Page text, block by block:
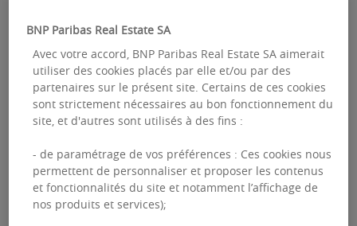
de l’état des investissements en France, études
prospectives sur les enjeux futurs de
l'immobilier et la ville de demain, analyses de
risque/rendement, etc.
De l’évolution du marché à un instant T (offre,
demande placée, nouvelles implantations, état
des lieux des projets urbains, comportements et
BNP Paribas Real Estate SA
Avec votre accord, BNP Paribas Real Estate SA aimerait
utiliser des cookies placés par elle et/ou par des
partenaires sur le présent site. Certains de ces cookies
sont strictement nécessaires au bon fonctionnement du
site, et d'autres sont utilisés à des fins :
- de paramétrage de vos préférences : Ces cookies nous
permettent de personnaliser et proposer les contenus
et fonctionnalités du site et notamment l’affichage de
nos produits et services);